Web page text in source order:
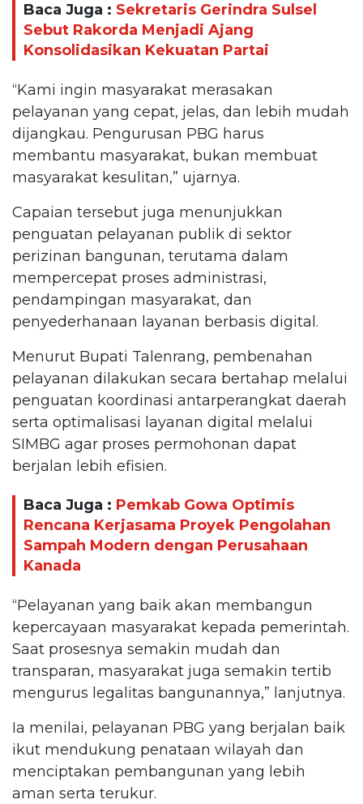
Baca Juga : Sekretaris Gerindra Sulsel
Sebut Rakorda Menjadi Ajang
Konsolidasikan Kekuatan Partai
“Kami ingin masyarakat merasakan
pelayanan yang cepat, jelas, dan lebih mudah
dijangkau. Pengurusan PBG harus
membantu masyarakat, bukan membuat
masyarakat kesulitan,” ujarnya.
Capaian tersebut juga menunjukkan
penguatan pelayanan publik di sektor
perizinan bangunan, terutama dalam
mempercepat proses administrasi,
pendampingan masyarakat, dan
penyederhanaan layanan berbasis digital.
Menurut Bupati Talenrang, pembenahan
pelayanan dilakukan secara bertahap melalui
penguatan koordinasi antarperangkat daerah
serta optimalisasi layanan digital melalui
SIMBG agar proses permohonan dapat
berjalan lebih efisien.
Baca Juga : Pemkab Gowa Optimis
Rencana Kerjasama Proyek Pengolahan
Sampah Modern dengan Perusahaan
Kanada
“Pelayanan yang baik akan membangun
kepercayaan masyarakat kepada pemerintah.
Saat prosesnya semakin mudah dan
transparan, masyarakat juga semakin tertib
mengurus legalitas bangunannya,” lanjutnya.
Ia menilai, pelayanan PBG yang berjalan baik
ikut mendukung penataan wilayah dan
menciptakan pembangunan yang lebih
aman serta terukur.